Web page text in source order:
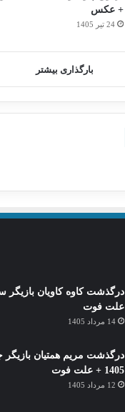
+ عکس
24 تیر 1405
بارگذاری بیشتر
درگذشت کاوه کاویان بازیگر
علت فوت
14 مرداد 1405
1405 + علت فوت
12 مرداد 1405